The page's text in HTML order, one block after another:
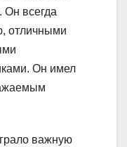
Он всегда
отличными
Он имел
важную